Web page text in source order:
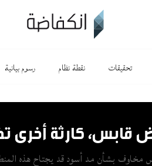
تحقيقات نقطة نظام رسوم بيانية
كارثة أخرى
مخاوف بشأن مد أسود قد يجتاح هذه